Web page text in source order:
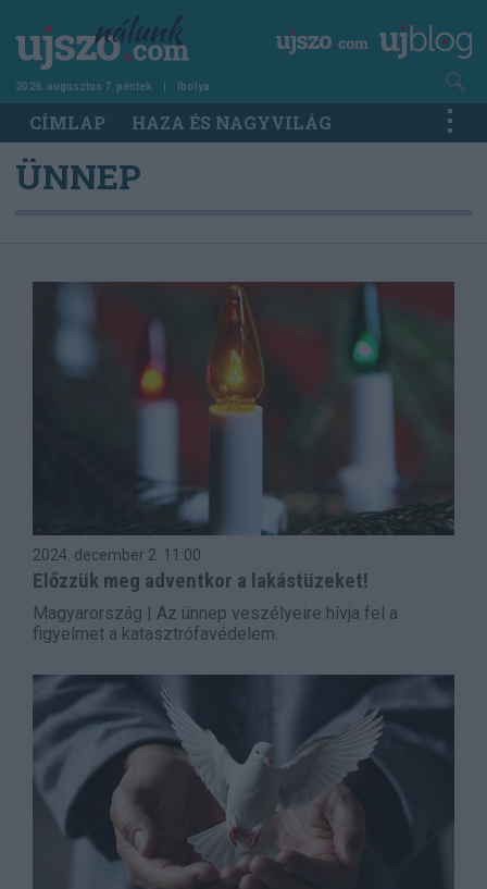
tartalomra
2026. augusztus 7. péntek Ibolya
Main
navigation
CÍMLAP HAZA ÉS NAGYVILÁG
ÜNNEP
2024. december 2. 11:00
Előzzük meg adventkor a lakástüzeket!
Magyarország | Az ünnep veszélyeire hívja fel a
figyelmet a katasztrófavédelem.